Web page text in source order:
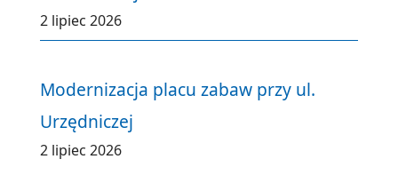
2 lipiec 2026
Modernizacja placu zabaw przy ul.
Urzędniczej
2 lipiec 2026